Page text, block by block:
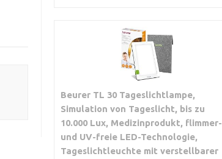
Beurer TL 30 Tageslichtlampe,
Simulation von Tageslicht, bis zu
10.000 Lux, Medizinprodukt, flimmer-
und UV-freie LED-Technologie,
Tageslichtleuchte mit verstellbarer